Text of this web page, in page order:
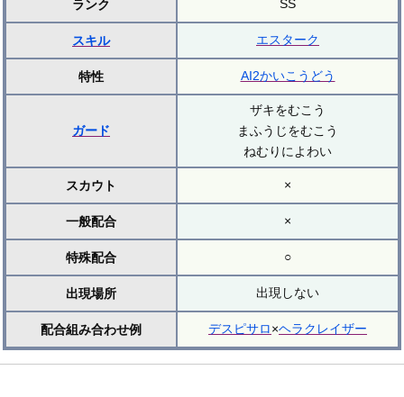
ランク SS
スキル エスターク
特性 AI2かいこうどう
ガード
ザキをむこう
まふうじをむこう
ねむりによわい
スカウト ×
一般配合 ×
特殊配合 ○
出現場所 出現しない
配合組み合わせ例 デスピサロ×ヘラクレイザー